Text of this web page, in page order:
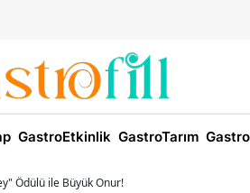
GastroEtkinlik GastroTarım
Ödülü ile Büyük Onur!